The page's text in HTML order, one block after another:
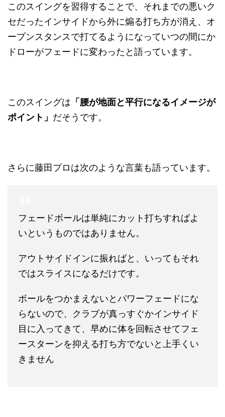
このスイングを習得することで、それまでの悪いク
セだったインサイドから外に煽る打ち方が消え、オ
ープンスタンスで打てるようになっていつの間にか
ドローがフェードに変わったと語っています。
このスイングは 「腰が地面と平行になるイメージが
ポイント」 だそうです。
さらに藤田プロは次のような言葉も語っています。
フェードボールは単純にカット打ちすればよ
いというものではありません。
アウトサイドインに振ればと、いってもそれ
ではスライスになるだけです。
ボールをつかまえないとパワーフェードにな
らないので、クラブが真っすぐかインサイド
目に入ってきて、早めに体を回転させてフェ
ースターンを抑える打ち方でないと上手くい
きません